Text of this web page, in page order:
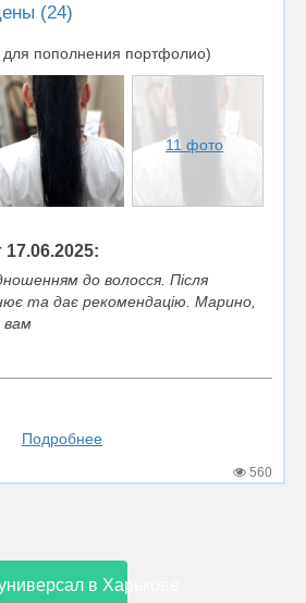
(24)
пополнения портфолио)
11 фото
до волосся. Після
та дає рекомендацію. Марино,
вам
Подробнее
560
в Харькове